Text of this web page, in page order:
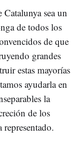
sea un
de todos los
de que
grandes
estas mayorías
ayudarla en
la
de los
representado.